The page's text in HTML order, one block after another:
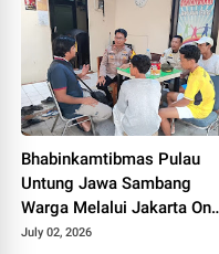
Bhabinkamtibmas Pulau
Untung Jawa Sambang
Warga Melalui Jakarta On
The Spot, Sosialisasikan
July 02, 2026